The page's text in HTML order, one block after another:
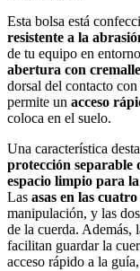
Esta bolsa está
resistente a la
de tu equipo en
abertura con
dorsal del contacto
permite un acceso
coloca en el suelo.
Una característica
protección separable
espacio limpio para
Las asas en las
manipulación, y las
de la cuerda. Además,
facilitan guardar la
acceso rápido a la